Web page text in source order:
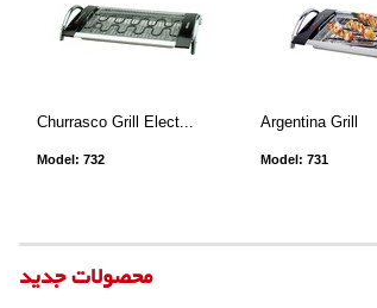
Churrasco Grill Elect...
Model: 732
Argentina Grill
Model: 731
محصولات جدید